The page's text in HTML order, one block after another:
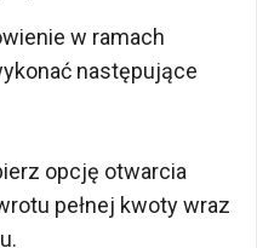
w ramach
następujące
opcję otwarcia
pełnej kwoty wraz